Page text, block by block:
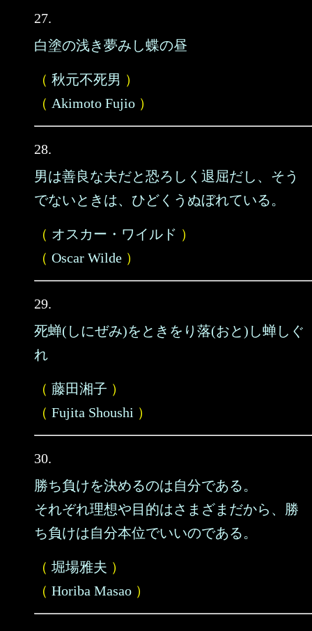
27.
白塗の浅き夢みし蝶の昼
（ 秋元不死男 ）
（ Akimoto Fujio ）
28.
男は善良な夫だと恐ろしく退屈だし、そう
でないときは、ひどくうぬぼれている。
（ オスカー・ワイルド ）
（ Oscar Wilde ）
29.
死蝉(しにぜみ)をときをり落(おと)し蝉しぐ
れ
（ 藤田湘子 ）
（ Fujita Shoushi ）
30.
勝ち負けを決めるのは自分である。
それぞれ理想や目的はさまざまだから、勝
ち負けは自分本位でいいのである。
（ 堀場雅夫 ）
（ Horiba Masao ）